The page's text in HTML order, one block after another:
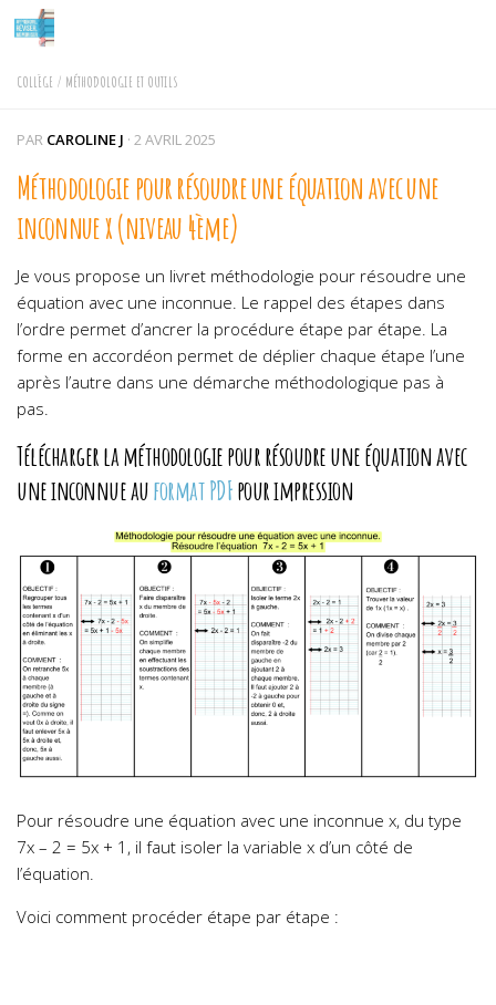
Skip to content
COLLÈGE / MÉTHODOLOGIE ET OUTILS
PAR CAROLINE J · 2 AVRIL 2025
Méthodologie pour résoudre une équation avec une
inconnue x (niveau 4ème)
Je vous propose un livret méthodologie pour résoudre une
équation avec une inconnue. Le rappel des étapes dans
l’ordre permet d’ancrer la procédure étape par étape. La
forme en accordéon permet de déplier chaque étape l’une
après l’autre dans une démarche méthodologique pas à
pas.
Télécharger laméthodologie pour résoudre une équation avec
une inconnueauformat PDFpour impression
Pour résoudre une équation avec une inconnue x, du type
7x – 2 = 5x + 1, il faut isoler la variable x d’un côté de
l’équation.
Voici comment procéder étape par étape :